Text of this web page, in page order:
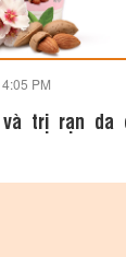
4:05 PM
trị rạn da